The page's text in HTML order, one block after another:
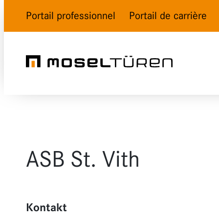
Portail professionnel Portail de carrière
ASB St. Vith
Kontakt